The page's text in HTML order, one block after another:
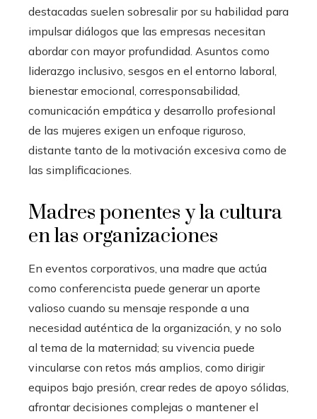
destacadas suelen sobresalir por su habilidad para
impulsar diálogos que las empresas necesitan
abordar con mayor profundidad. Asuntos como
liderazgo inclusivo, sesgos en el entorno laboral,
bienestar emocional, corresponsabilidad,
comunicación empática y desarrollo profesional
de las mujeres exigen un enfoque riguroso,
distante tanto de la motivación excesiva como de
las simplificaciones.
Madres ponentes y la cultura
en las organizaciones
En eventos corporativos, una madre que actúa
como conferencista puede generar un aporte
valioso cuando su mensaje responde a una
necesidad auténtica de la organización, y no solo
al tema de la maternidad; su vivencia puede
vincularse con retos más amplios, como dirigir
equipos bajo presión, crear redes de apoyo sólidas,
afrontar decisiones complejas o mantener el